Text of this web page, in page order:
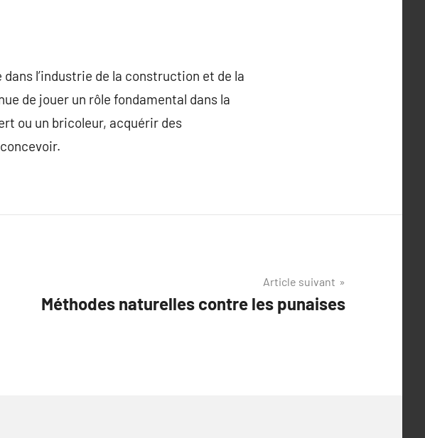
l’industrie de la construction et de la
de jouer un rôle fondamental dans la
ou un bricoleur, acquérir des
Article suivant
Méthodes naturelles contre les punaises